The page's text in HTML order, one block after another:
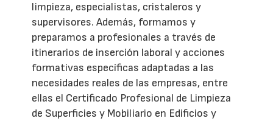
limpieza, especialistas, cristaleros y
supervisores. Además, formamos y
preparamos a profesionales a través de
itinerarios de inserción laboral y acciones
formativas específicas adaptadas a las
necesidades reales de las empresas, entre
ellas el Certificado Profesional de Limpieza
de Superficies y Mobiliario en Edificios y